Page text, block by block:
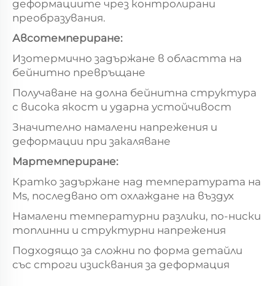
деформациите чрез контролирани
преобразувания.
Авсотемпериране:
Изотермично задържане в областта на
бейнитно превръщане
Получаване на долна бейнитна структура
с висока якост и ударна устойчивост
Значително намалени напрежения и
деформации при закаляване
Мартемпериране:
Кратко задържане над температурата на
Ms, последвано от охлаждане на въздух
Намалени температурни разлики, по-ниски
топлинни и структурни напрежения
Подходящо за сложни по форма детайли
със строги изисквания за деформация